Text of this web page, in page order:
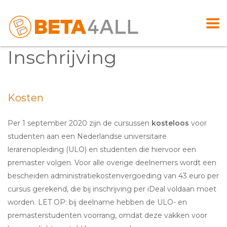
Inschrijving
Kosten
Per 1 september 2020 zijn de cursussen kosteloos voor
studenten aan een Nederlandse universitaire
lerarenopleiding (ULO) en studenten die hiervoor een
premaster volgen. Voor alle overige deelnemers wordt een
bescheiden administratiekostenvergoeding van 43 euro per
cursus gerekend, die bij inschrijving per iDeal voldaan moet
worden. LET OP: bij deelname hebben de ULO- en
premasterstudenten voorrang, omdat deze vakken voor